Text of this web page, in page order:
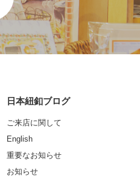
日本紐釦ブログ
ご来店に関して
English
重要なお知らせ
お知らせ